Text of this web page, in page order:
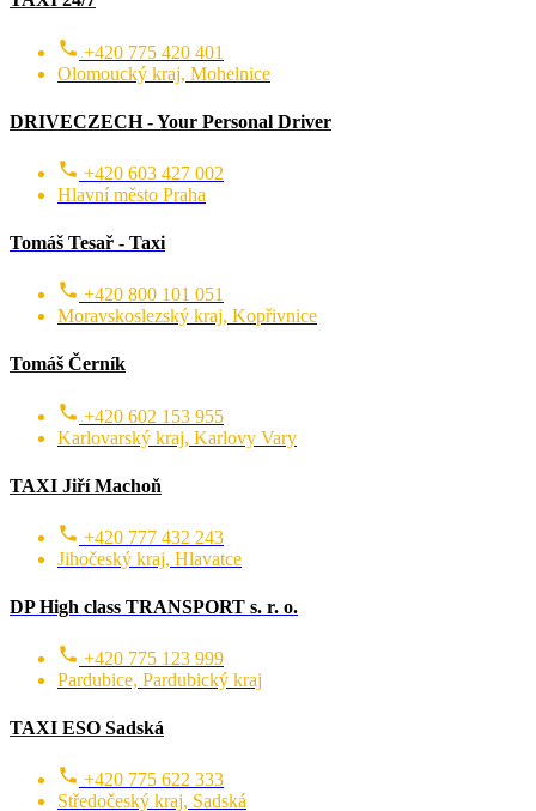
+420 775 420 401
Olomoucký kraj, Mohelnice
DRIVECZECH - Your Personal Driver
+420 603 427 002
Hlavní město Praha
Tomáš Tesař - Taxi
+420 800 101 051
Moravskoslezský kraj, Kopřivnice
Tomáš Černík
+420 602 153 955
Karlovarský kraj, Karlovy Vary
TAXI Jiří Machoň
+420 777 432 243
Jihočeský kraj, Hlavatce
DP High class TRANSPORT s. r. o.
+420 775 123 999
Pardubice, Pardubický kraj
TAXI ESO Sadská
+420 775 622 333
Středočeský kraj, Sadská